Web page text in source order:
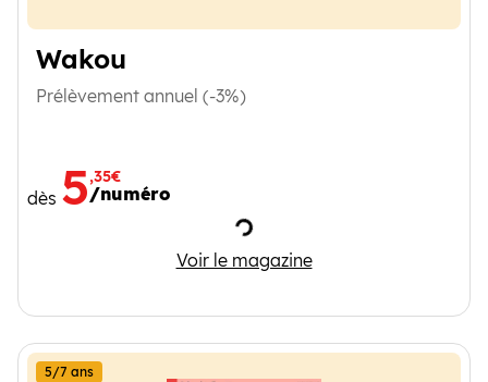
Wakou
Prélèvement annuel (-3%)
dès 5,35€
/numéro
Chargement
Voir le magazine
Wakou
5/7 ans